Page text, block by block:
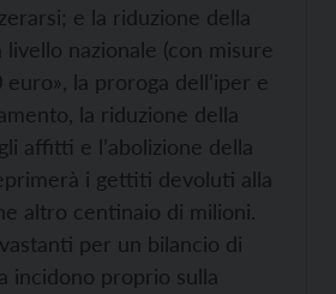
e la riduzione della
livello nazionale (con misure
la proroga dell’iper e
la riduzione della
affitti e l’abolizione della
i gettiti devoluti alla
altro centinaio di milioni.
per un bilancio di
incidono proprio sulla